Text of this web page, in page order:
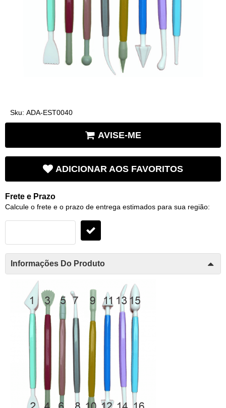
Sku: ADA-EST0040
AVISE-ME
ADICIONAR AOS FAVORITOS
Frete e Prazo
Calcule o frete e o prazo de entrega estimados para sua região:
Informações Do Produto